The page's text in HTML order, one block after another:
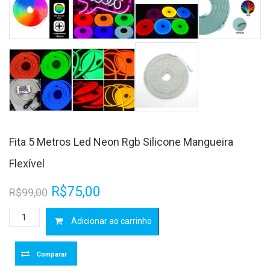
Fita 5 Metros Led Neon Rgb Silicone Mangueira
Flexível
R$99,00 O
preço
original
era:
R$75,00
preço
atual
Fita
5
Adicionar ao carrinho
Comparar